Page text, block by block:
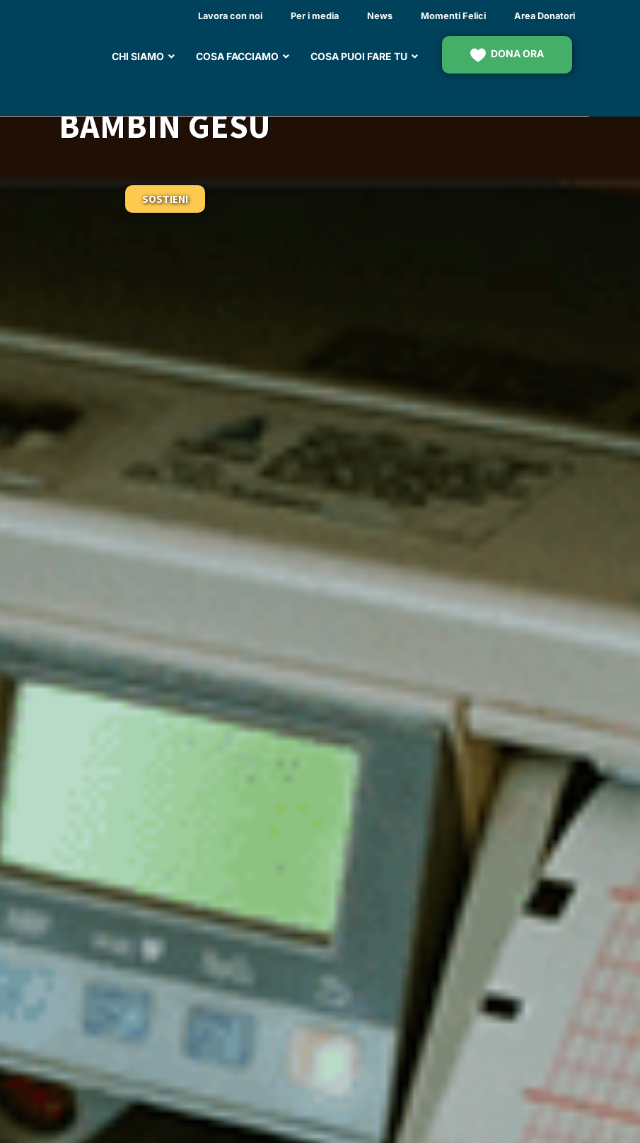
Lavora con noi Per i media News Momenti Felici Area Donatori
CHI SIAMO COSA FACCIAMO COSA PUOI FARE TU DONA ORA
ATTIVITÀ ASSISTENZIALI IN PAZIENTI
RARE E COMPLESSE: ACQUISTO DI
MONITORAGGIO VIDEO, FONDAZIONE
BAMBIN GESÙ
SOSTIENI